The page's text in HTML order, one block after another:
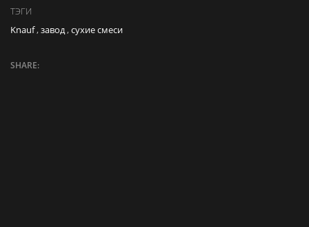
ТЭГИ
Knauf,завод ,сухие смеси